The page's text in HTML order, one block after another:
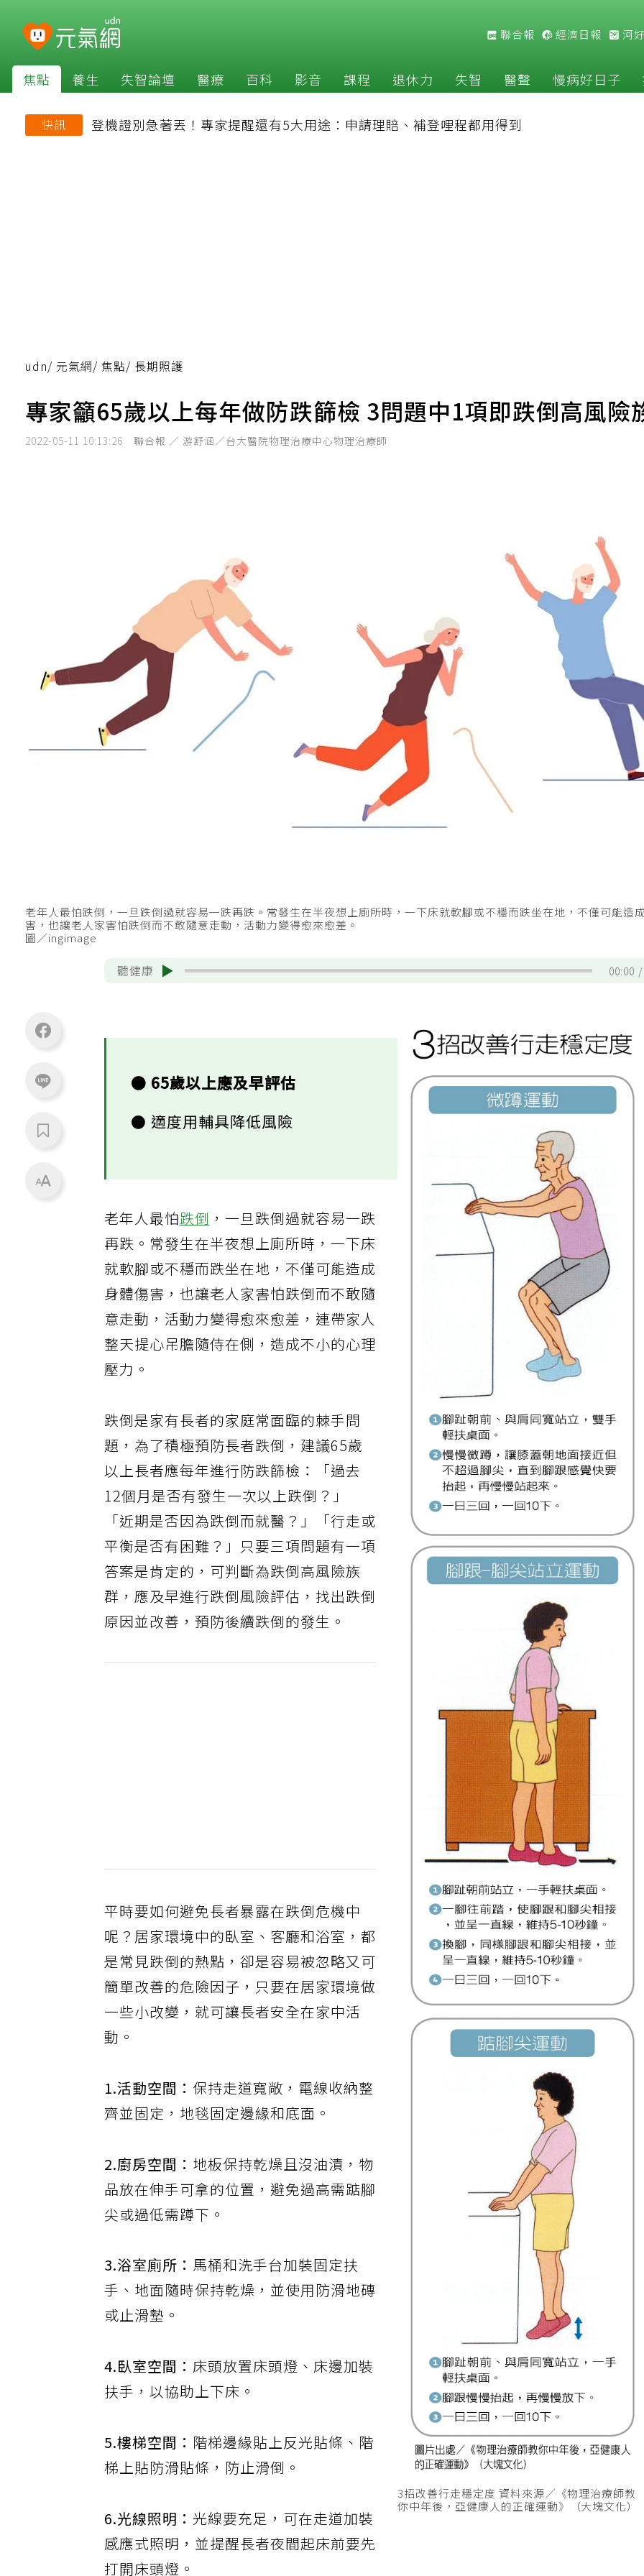
聯合報 經濟日報 河
焦點 養生 失智論壇 醫療 百科 影音 課程 退休力 失智 醫聲 慢病好日子
快訊 登機證別急著丟！專家提醒還有5大用途：申請理賠、補登哩程都用得到
udn/ 元氣網/ 焦點/ 長期照護
專家籲65歲以上每年做防跌篩檢 3問題中1項即跌倒高風險
2022-05-11 10:13:26 聯合報 ／ 游舒涵／台大醫院物理治療中心物理治療師
老年人最怕跌倒，一旦跌倒過就容易一跌再跌。常發生在半夜想上廁所時，一下床就軟腳或不穩而跌坐在地，不僅可能造
害，也讓老人家害怕跌倒而不敢隨意走動，活動力變得愈來愈差。
圖／ingimage
聽健康 00:00
3招改善行走穩定度 資料來源／《物理治療師教
● 65歲以上應及早評估
● 適度用輔具降低風險
老年人最怕跌倒 ，一旦跌倒過就容易一跌
再跌。常發生在半夜想上廁所時，一下床
就軟腳或不穩而跌坐在地，不僅可能造成
身體傷害，也讓老人家害怕跌倒而不敢隨
意走動，活動力變得愈來愈差，連帶家人
整天提心吊膽隨侍在側，造成不小的心理
壓力。
跌倒是家有長者的家庭常面臨的棘手問
題，為了積極預防長者跌倒，建議65歲
以上長者應每年進行防跌篩檢：「過去
12個月是否有發生一次以上跌倒？」
「近期是否因為跌倒而就醫？」「行走或
平衡是否有困難？」只要三項問題有一項
答案是肯定的，可判斷為跌倒高風險族
群，應及早進行跌倒風險評估，找出跌倒
原因並改善，預防後續跌倒的發生。
平時要如何避免長者暴露在跌倒危機中
呢？居家環境中的臥室、客廳和浴室，都
是常見跌倒的熱點，卻是容易被忽略又可
簡單改善的危險因子，只要在居家環境做
一些小改變，就可讓長者安全在家中活
動。
1.活動空間： 保持走道寬敞，電線收納整
齊並固定，地毯固定邊緣和底面。
2.廚房空間： 地板保持乾燥且沒油漬，物
品放在伸手可拿的位置，避免過高需踮腳
尖或過低需蹲下。
3.浴室廁所： 馬桶和洗手台加裝固定扶
手、地面隨時保持乾燥，並使用防滑地磚
或止滑墊。
4.臥室空間： 床頭放置床頭燈、床邊加裝
扶手，以協助上下床。
5.樓梯空間： 階梯邊緣貼上反光貼條、階
梯上貼防滑貼條，防止滑倒。
6.光線照明：光線要充足，可在走道加裝
感應式照明，並提醒長者夜間起床前要先